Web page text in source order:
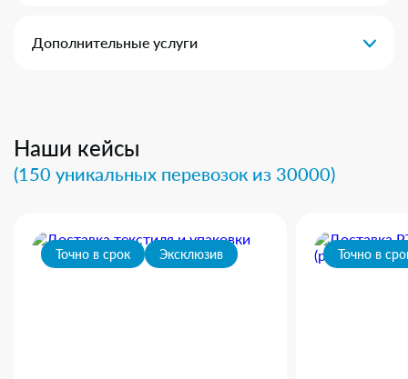
Дополнительные услуги
Наши кейсы
(150 уникальных перевозок из 30000)
Точно в срок Эксклюзив Точно в